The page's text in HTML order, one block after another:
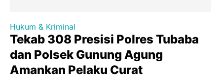
Hukum & Kriminal
Tekab 308 Presisi Polres Tubaba
dan Polsek Gunung Agung
Amankan Pelaku Curat